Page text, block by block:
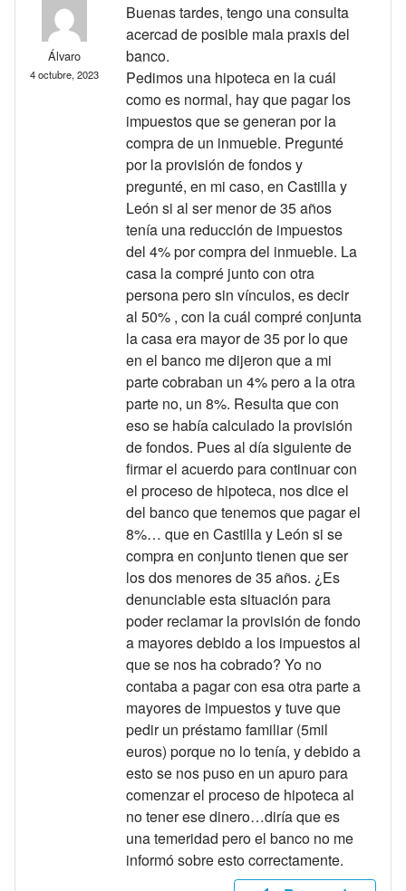
Álvaro
4 octubre, 2023
Buenas tardes, tengo una consulta
acercad de posible mala praxis del
banco.
Pedimos una hipoteca en la cuál
como es normal, hay que pagar los
impuestos que se generan por la
compra de un inmueble. Pregunté
por la provisión de fondos y
pregunté, en mi caso, en Castilla y
León si al ser menor de 35 años
tenía una reducción de impuestos
del 4% por compra del inmueble. La
casa la compré junto con otra
persona pero sin vínculos, es decir
al 50% , con la cuál compré conjunta
la casa era mayor de 35 por lo que
en el banco me dijeron que a mi
parte cobraban un 4% pero a la otra
parte no, un 8%. Resulta que con
eso se había calculado la provisión
de fondos. Pues al día siguiente de
firmar el acuerdo para continuar con
el proceso de hipoteca, nos dice el
del banco que tenemos que pagar el
8%… que en Castilla y León si se
compra en conjunto tienen que ser
los dos menores de 35 años. ¿Es
denunciable esta situación para
poder reclamar la provisión de fondo
a mayores debido a los impuestos al
que se nos ha cobrado? Yo no
contaba a pagar con esa otra parte a
mayores de impuestos y tuve que
pedir un préstamo familiar (5mil
euros) porque no lo tenía, y debido a
esto se nos puso en un apuro para
comenzar el proceso de hipoteca al
no tener ese dinero…diría que es
una temeridad pero el banco no me
informó sobre esto correctamente.